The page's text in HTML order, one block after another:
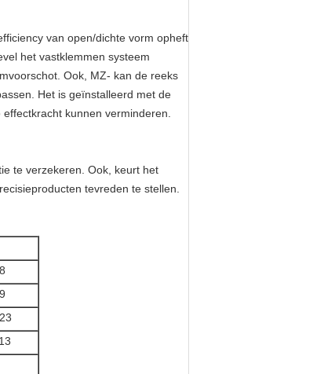
van open/dichte vorm opheft
het vastklemmen systeem
Ook, MZ- kan de reeks
Het is geïnstalleerd met de
kunnen verminderen.
te verzekeren. Ook, keurt het
tevreden te stellen.